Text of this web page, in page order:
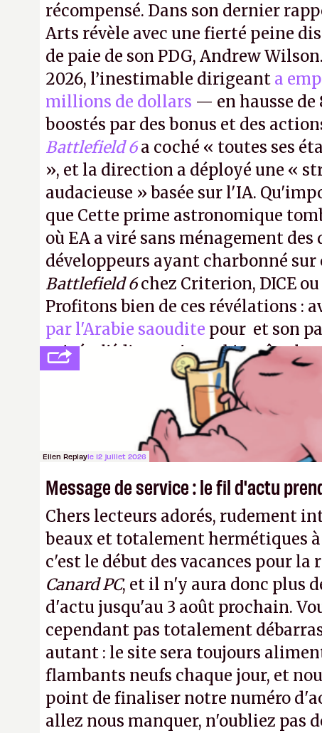
récompensé. Dans son dernier
Arts révèle avec une fierté peine
de paie de son PDG, Andrew
2026, l’inestimable dirigeant a
millions de dollars — en hausse
boostés par des bonus et des
Battlefield 6a coché « toutes ses
», et la direction a déployé une «
audacieuse » basée sur l'IA.
que Cette prime astronomique
où EA a viré sans ménagement des
développeurs ayant charbonné sur
Battlefield 6chez Criterion, DICE
Profitons bien de ces révélations :
par l'Arabie saoudite pour et son
privée, l'éditeur n'aura bientôt plus
publier ses bilans. Encore une
Ellen Replayle 12 juillet 2026
Message de service : le fil d'actu
Chers lecteurs adorés, rudement
beaux et totalement hermétiques
c'est le début des vacances pour la
Canard PC, et il n'y aura donc plus
d'actu jusqu'au 3 août prochain.
cependant pas totalement
autant : le site sera toujours
flambants neufs chaque jour, et
point de finaliser notre numéro
allez nous manquer, n'oubliez pas